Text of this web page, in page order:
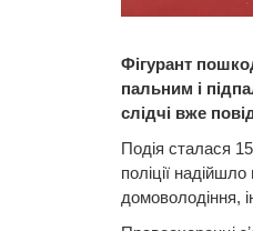
Фігурант
пальним і
слідчі вже
Подія сталася
поліції
домоволодіння,